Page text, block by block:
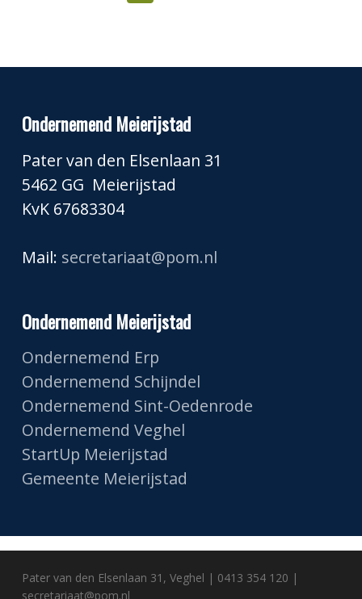
Ondernemend Meierijstad
Pater van den Elsenlaan 31
5462 GG Meierijstad
KvK 67683304
Mail: secretariaat@pom.nl
Ondernemend Meierijstad
Ondernemend Erp
Ondernemend Schijndel
Ondernemend Sint-Oedenrode
Ondernemend Veghel
StartUp Meierijstad
Gemeente Meierijstad
Pater van den Elsenlaan 31, Veghel | 0413 354 120 |
secretariaat@pom.nl